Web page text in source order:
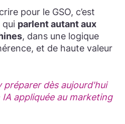
pour le GSO, c’est
qui parlent autant aux
, dans une logique
et de haute valeur
préparer dès aujourd'hui
appliquée au marketing